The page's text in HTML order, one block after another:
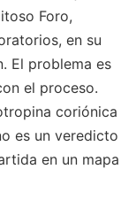
Foro,
en su
El problema es
el proceso.
coriónica
es un veredicto
en un mapa